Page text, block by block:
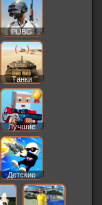
PUBG
Танки
Лучшие
Детские